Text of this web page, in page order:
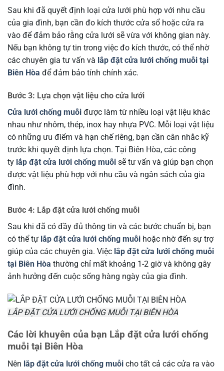
Sau khi đã quyết định loại cửa lưới phù hợp với nhu cầu
của gia đình, bạn cần đo kích thước cửa sổ hoặc cửa ra
vào để đảm bảo rằng cửa lưới sẽ vừa với không gian này.
Nếu bạn không tự tin trong việc đo kích thước, có thể nhờ
các chuyên gia tư vấn và lắp đặt cửa lưới chống muỗi tại
Biên Hòa để đảm bảo tính chính xác.
Bước 3: Lựa chọn vật liệu cho cửa lưới
Cửa lưới chống muỗi được làm từ nhiều loại vật liệu khác
nhau như nhôm, thép, inox hay nhựa PVC. Mỗi loại vật liệu
có những ưu điểm và hạn chế riêng, bạn cần cân nhắc kỹ
trước khi quyết định lựa chọn. Tại Biên Hòa, các công
ty lắp đặt cửa lưới chống muỗi sẽ tư vấn và giúp bạn chọn
được vật liệu phù hợp với nhu cầu và ngân sách của gia
đình.
Bước 4: Lắp đặt cửa lưới chống muỗi
Sau khi đã có đầy đủ thông tin và các bước chuẩn bị, bạn
có thể tự lắp đặt cửa lưới chống muỗi hoặc nhờ đến sự trợ
giúp của các chuyên gia. Việc lắp đặt cửa lưới chống muỗi
tại Biên Hòa thường chỉ mất khoảng 1-2 giờ và không gây
ảnh hưởng đến cuộc sống hàng ngày của gia đình.
LẮP ĐẶT CỬA LƯỚI CHỐNG MUỖI TẠI BIÊN HÒA
Các lời khuyên của bạn Lắp đặt cửa lưới chống
muỗi tại Biên Hòa
Nên lắp đặt cửa lưới chống muỗi cho tất cả các cửa ra vào